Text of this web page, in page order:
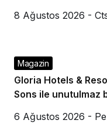
8 Ağustos 2026 -
Magazin
Gloria Hotels &
Sons ile unutulmaz
6 Ağustos 2026 -